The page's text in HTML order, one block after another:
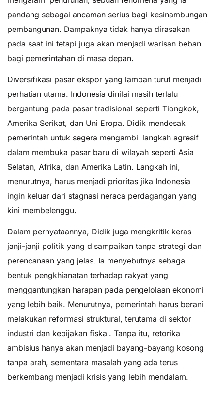
pandang sebagai ancaman serius bagi kesinambungan
pembangunan. Dampaknya tidak hanya dirasakan
pada saat ini tetapi juga akan menjadi warisan beban
bagi pemerintahan di masa depan.
Diversifikasi pasar ekspor yang lamban turut menjadi
perhatian utama. Indonesia dinilai masih terlalu
bergantung pada pasar tradisional seperti Tiongkok,
Amerika Serikat, dan Uni Eropa. Didik mendesak
pemerintah untuk segera mengambil langkah agresif
dalam membuka pasar baru di wilayah seperti Asia
Selatan, Afrika, dan Amerika Latin. Langkah ini,
menurutnya, harus menjadi prioritas jika Indonesia
ingin keluar dari stagnasi neraca perdagangan yang
kini membelenggu.
Dalam pernyataannya, Didik juga mengkritik keras
janji-janji politik yang disampaikan tanpa strategi dan
perencanaan yang jelas. Ia menyebutnya sebagai
bentuk pengkhianatan terhadap rakyat yang
menggantungkan harapan pada pengelolaan ekonomi
yang lebih baik. Menurutnya, pemerintah harus berani
melakukan reformasi struktural, terutama di sektor
industri dan kebijakan fiskal. Tanpa itu, retorika
ambisius hanya akan menjadi bayang-bayang kosong
tanpa arah, sementara masalah yang ada terus
berkembang menjadi krisis yang lebih mendalam.